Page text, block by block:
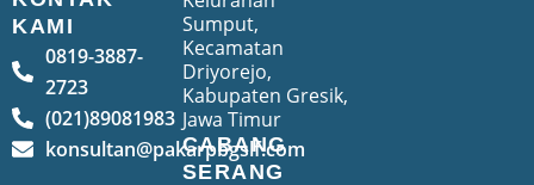
KAMI
0819-3887-
2723
(021)89081983
konsultan@pakarpbgslf.com
Sumput,
Kecamatan
Driyorejo,
Kabupaten Gresik,
Jawa Timur
CABANG
SERANG